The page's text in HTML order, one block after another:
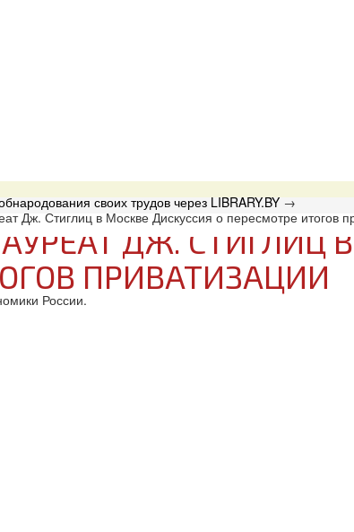
своих трудов через LIBRARY.BY→
Дж. Стиглиц в Москве Дискуссия о пересмотре итогов
ДЖ. СТИГЛИЦ
ПРИВАТИЗАЦИИ
России.